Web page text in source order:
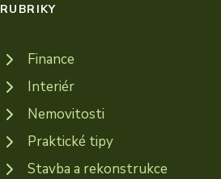
RUBRIKY
Finance
Interiér
Nemovitosti
Praktické tipy
Stavba a rekonstrukce